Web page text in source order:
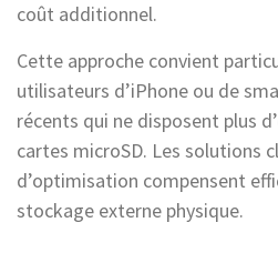
coût additionnel.
Cette approche convient
utilisateurs d’iPhone ou de
récents qui ne disposent plus
cartes microSD. Les solutions
d’optimisation compensent
stockage externe physique.